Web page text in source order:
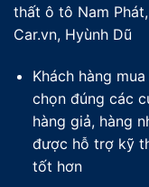
thất ô tô Nam
Car.vn, Hyùnh Dũ
Khách hàng
chọn đúng các
hàng giả, hàng
được hỗ trợ kỹ
tốt hơn